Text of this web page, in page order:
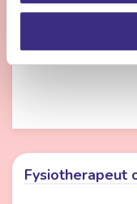
iets anders doen?
Je werkt op
Fysiotherapeut